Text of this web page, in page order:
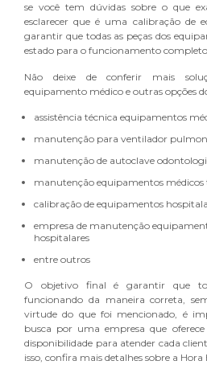
se você tem dúvidas sobre o que
esclarecer que é uma calibração de
garantir que todas as peças dos
estado para o funcionamento completo
Não deixe de conferir mais
equipamento médico e outras opções
assistência técnica equipamentos
manutenção para ventilador
manutenção de autoclave
manutenção equipamentos médicos
calibração de equipamentos
empresa de manutenção
hospitalares
entre outros
O objetivo final é garantir que
funcionando da maneira correta,
virtude do que foi mencionado, é
busca por uma empresa que
disponibilidade para atender cada
isso, confira mais detalhes sobre a Hora